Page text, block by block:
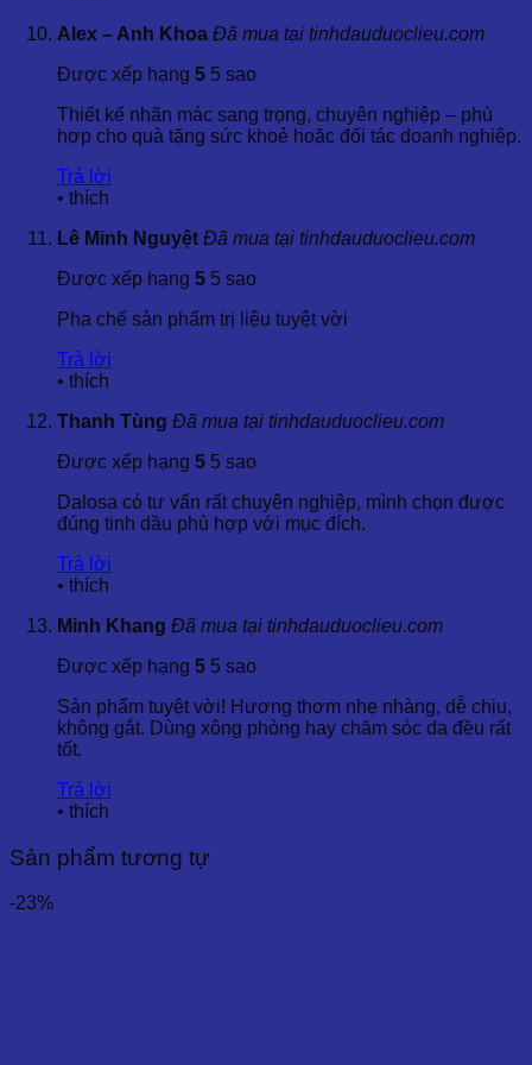
nắng trực tiếp.
mà cần pha loãng với dầu nền.
Tránh tiếp xúc với mắt và vùng nhạy cảm.
dưới 6 tuổi và người bị bệnh kinh niên mà không có
chỉ định của bác sĩ.
Alex – Anh Khoa Đã mua tại tinhdauduoclieu.com
Được xếp hạng 5 5 sao
Thiết kế nhãn mác sang trọng, chuyên nghiệp – phù
hợp cho quà tặng sức khoẻ hoặc đối tác doanh nghiệp.
Trả lời
• thích
Lê Minh Nguyệt Đã mua tại tinhdauduoclieu.com
Được xếp hạng 5 5 sao
Pha chế sản phẩm trị liệu tuyệt vời
Trả lời
• thích
Thanh Tùng Đã mua tại tinhdauduoclieu.com
Được xếp hạng 5 5 sao
Dalosa có tư vấn rất chuyên nghiệp, mình chọn được
đúng tinh dầu phù hợp với mục đích.
Trả lời
• thích
Minh Khang Đã mua tại tinhdauduoclieu.com
Được xếp hạng 5 5 sao
Sản phẩm tuyệt vời! Hương thơm nhẹ nhàng, dễ chịu,
không gắt. Dùng xông phòng hay chăm sóc da đều rất
tốt.
Trả lời
• thích
Sản phẩm tương tự
-23%